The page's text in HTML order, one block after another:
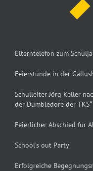
Elterntelefon zum
Feierstunde in der
Schulleiter Jörg Keller
der Dumbledore der TKS“
Feierlicher Abschied für
School’s out Party
Erfolgreiche